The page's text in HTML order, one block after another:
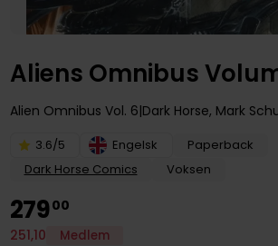
Aliens Omnibus
Alien Omnibus Vol. 6 Dark Horse, Mark
3.6/5 Engelsk
Paperback
Dark Horse Comics
Voksen
27900
251,10 Medlem